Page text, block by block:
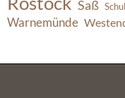
Saß
Warnemünde